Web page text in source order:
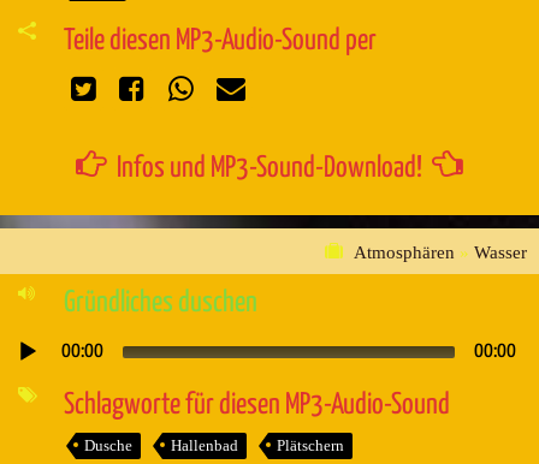
Teile diesen MP3-Audio-Sound per
Infos und MP3-Sound-Download!
Atmosphären » Wasser
Gründliches duschen
Audio-
00:00 00:00
Schlagworte für diesen MP3-Audio-Sound
Dusche Hallenbad Plätschern